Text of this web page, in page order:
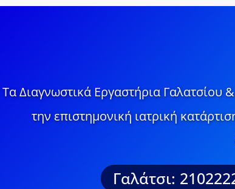
Τα Διαγνωστικά Εργαστήρια Γαλατσίου
την επιστημονική ιατρική
Γαλάτσι: